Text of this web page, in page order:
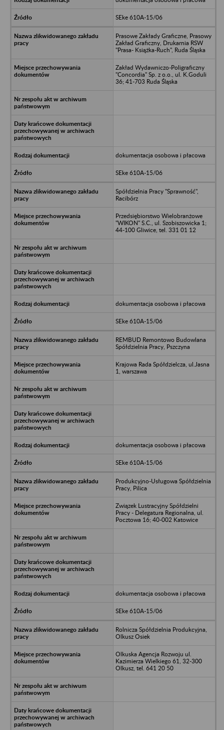
SEke 610A-15/06
Prasowe Zakłady Graficzne, Prasowy
Zakład Graficzny, Drukarnia RSW
"Prasa- Książka-Ruch", Ruda Śląska
Zakład Wydawniczo-Poligraficzny
"Concordia" Sp. z o.o., ul. K.Goduli
36; 41-703 Ruda Śląska
dokumentacja osobowa i płacowa
SEke 610A-15/06
Spółdzielnia Pracy "Sprawność",
Racibórz
Przedsiębiorstwo Wielobranżowe
"WIKON" S.C., ul. Szobiszowicka 1;
44-100 Gliwice, tel. 331 01 12
dokumentacja osobowa i płacowa
SEke 610A-15/06
REMBUD Remontowo Budowlana
Spółdzielnia Pracy, Pszczyna
Krajowa Rada Spółdzielcza, ul.Jasna
1, warszawa
dokumentacja osobowa i płacowa
SEke 610A-15/06
Produkcyjno-Usługowa Spółdzielnia
Pracy, Pilica
Związek Lustracyjny Spółdzielni
Pracy - Delegatura Regionalna, ul.
Pocztowa 16; 40-002 Katowice
dokumentacja osobowa i płacowa
SEke 610A-15/06
Rolnicza Spółdzielnia Produkcyjna,
Olkusz Osiek
Olkuska Agencja Rozwoju ul.
Kazimierza Wielkiego 61, 32-300
Olkusz, tel. 641 20 50